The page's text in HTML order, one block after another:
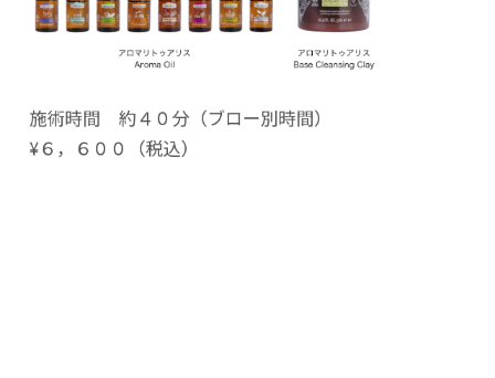
施術時間 約４０分（ブロー別時間）
¥６，６００（税込）